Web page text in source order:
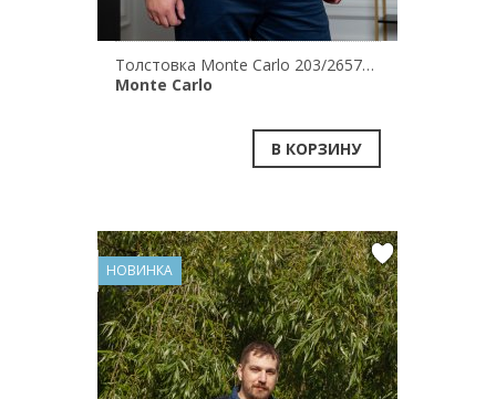
Толстовка Monte Carlo 203/26575/0799
Monte Carlo
В КОРЗИНУ
НОВИНКА